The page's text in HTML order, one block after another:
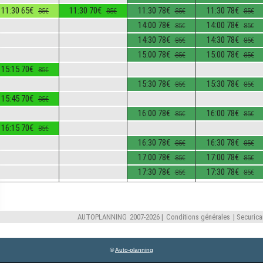
©Auto-planning